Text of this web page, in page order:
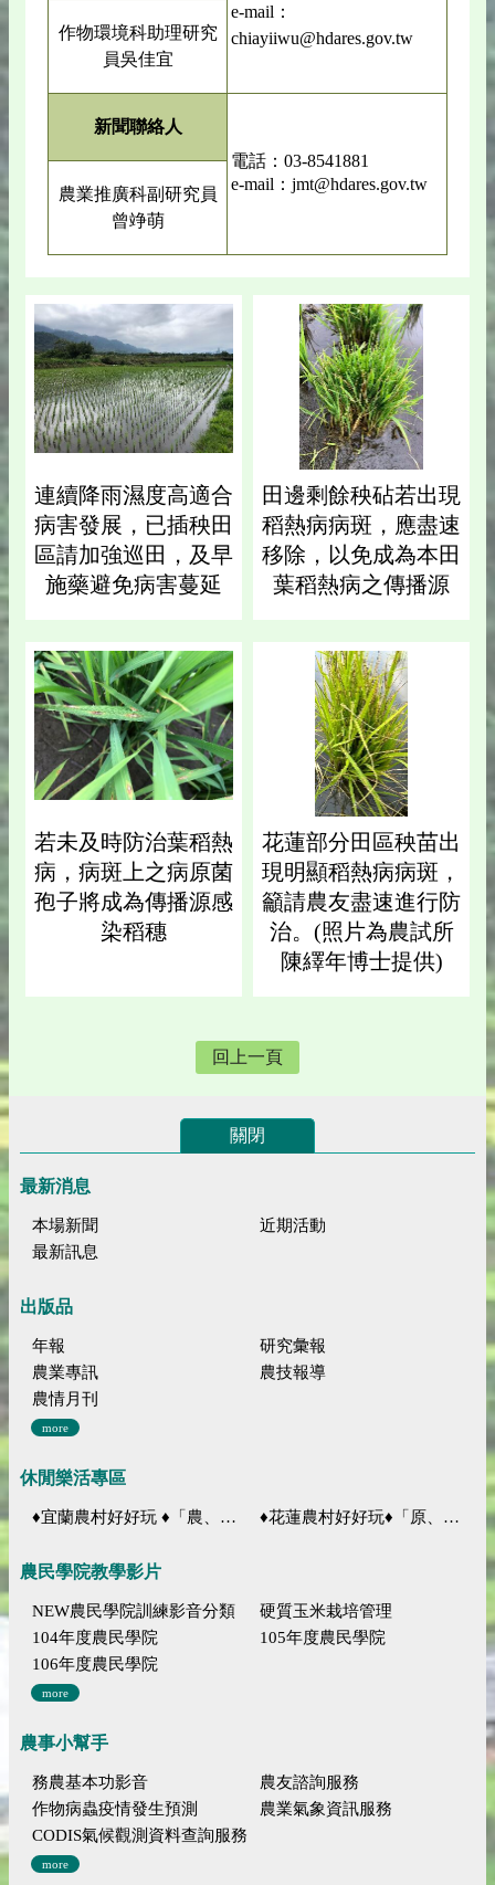
e-mail：
chiayiiwu@hdares.gov.tw
作物環境科助理研究
員吳佳宜
新聞聯絡人
電話：03-8541881
e-mail：jmt@hdares.gov.tw
農業推廣科副研究員
曾竫萌
連續降雨濕度高適合
病害發展，已插秧田
區請加強巡田，及早
施藥避免病害蔓延
田邊剩餘秧砧若出現
稻熱病病斑，應盡速
移除，以免成為本田
葉稻熱病之傳播源
若未及時防治葉稻熱
病，病斑上之病原菌
孢子將成為傳播源感
染稻穗
花蓮部分田區秧苗出
現明顯稻熱病病斑，
籲請農友盡速進行防
治。(照片為農試所
陳繹年博士提供)
回上一頁
關閉
最新消息
本場新聞
近期活動
最新訊息
出版品
年報
研究彙報
農業專訊
農技報導
農情月刊
more
休閒樂活專區
♦宜蘭農村好好玩 ♦「農、藝、山、水」四條遊程推薦 ♦花蓮農村好好玩♦「原、生、慢、活」四條遊程推薦
農民學院教學影片
NEW農民學院訓練影音分類
硬質玉米栽培管理
104年度農民學院
105年度農民學院
106年度農民學院
more
農事小幫手
務農基本功影音
農友諮詢服務
作物病蟲疫情發生預測
農業氣象資訊服務
CODIS氣候觀測資料查詢服務
more